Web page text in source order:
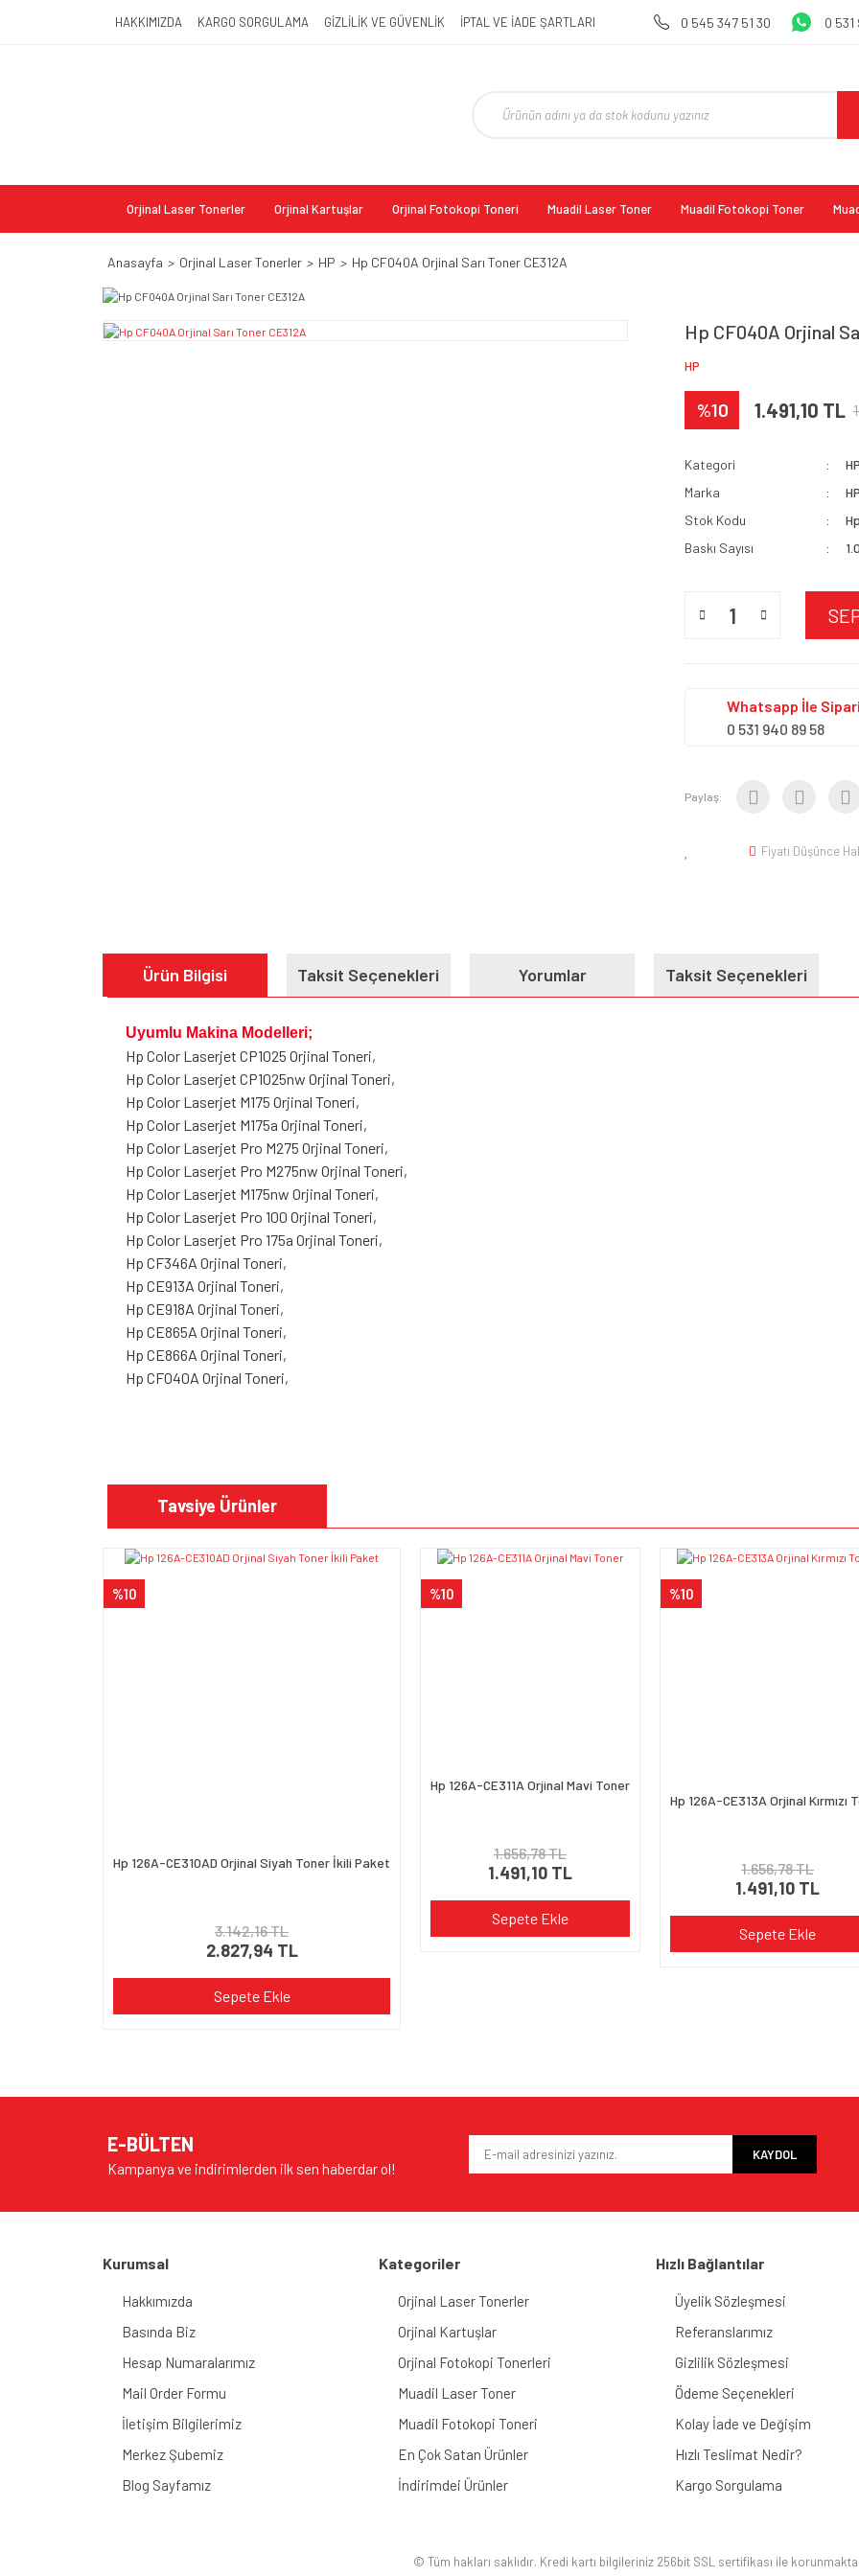
HAKKIMIZDA KARGO SORGULAMA GİZLİLİK VE GÜVENLİK İPTAL VE İADE ŞARTLARI 0 545 347 51 30 0
Orjinal Laser Tonerler Orjinal Kartuşlar Orjinal Fotokopi Toneri Muadil Laser Toner Muadil Fotokopi Toner
Anasayfa Orjinal Laser Tonerler HP Hp CF040A Orjinal Sarı Toner CE312A
Hp CF040A Orjinal
HP
%10 1.491,10 TL
Kategori
HP
Marka
HP
Stok Kodu
Baskı Sayısı
Whatsapp İle
0 531 940 89 58
Paylaş:
Fiyatı Düşünce
Ürün Bilgisi Taksit Seçenekleri Yorumlar Taksit Seçenekleri
Uyumlu Makina Modelleri;
Hp Color Laserjet CP1025 Orjinal Toneri,
Hp Color Laserjet CP1025nw Orjinal Toneri,
Hp Color Laserjet M175 Orjinal Toneri,
Hp Color Laserjet M175a Orjinal Toneri,
Hp Color Laserjet Pro M275 Orjinal Toneri,
Hp Color Laserjet Pro M275nw Orjinal Toneri,
Hp Color Laserjet M175nw Orjinal Toneri,
Hp Color Laserjet Pro 100 Orjinal Toneri,
Hp Color Laserjet Pro 175a Orjinal Toneri,
Hp CF346A Orjinal Toneri,
Hp CE913A Orjinal Toneri,
Hp CE918A Orjinal Toneri,
Hp CE865A Orjinal Toneri,
Hp CE866A Orjinal Toneri,
Hp CF040A Orjinal Toneri,
Yorum Yaz
Görüş ve önerileriniz için teşekkür ederiz.
Ürün açıklamasında eksik bilgiler bulunuyor.
Gönder
Tavsiye Ürünler
%10
Hp 126A-CE310AD Orjinal Siyah Toner İkili Paket
3.142,16 TL
2.827,94 TL
Sepete Ekle
%10
Hp 126A-CE311A Orjinal Mavi Toner
1.656,78 TL
1.491,10 TL
Sepete Ekle
%10
Hp 126A-CE313A Orjinal Kırmızı
1.656,78 TL
1.491,10 TL
Sepete Ekle
E-BÜLTEN
Kampanya ve indirimlerden ilk sen haberdar ol!
KAYDOL
Kurumsal
Hakkımızda
Basında Biz
Hesap Numaralarımız
Mail Order Formu
İletişim Bilgilerimiz
Merkez Şubemiz
Blog Sayfamız
Kategoriler
Orjinal Laser Tonerler
Orjinal Kartuşlar
Orjinal Fotokopi Tonerleri
Muadil Laser Toner
Muadil Fotokopi Toneri
En Çok Satan Ürünler
İndirimdei Ürünler
Hızlı Bağlantılar
Üyelik Sözleşmesi
Referanslarımız
Gizlilik Sözleşmesi
Ödeme Seçenekleri
Kolay İade ve Değişim
Hızlı Teslimat Nedir?
Kargo Sorgulama
© Tüm hakları saklıdır. Kredi kartı bilgileriniz 256bit SSL sertifikası ile